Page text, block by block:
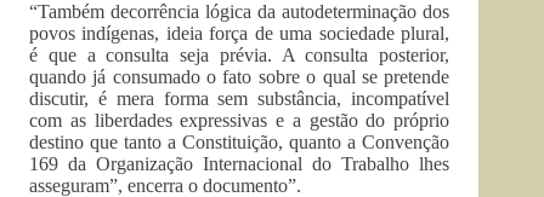
“Também decorrência lógica da autodeterminação dos
povos indígenas, ideia força de uma sociedade plural,
é que a consulta seja prévia. A consulta posterior,
quando já consumado o fato sobre o qual se pretende
discutir, é mera forma sem substância, incompatível
com as liberdades expressivas e a gestão do próprio
destino que tanto a Constituição, quanto a Convenção
169 da Organização Internacional do Trabalho lhes
asseguram”, encerra o documento”.